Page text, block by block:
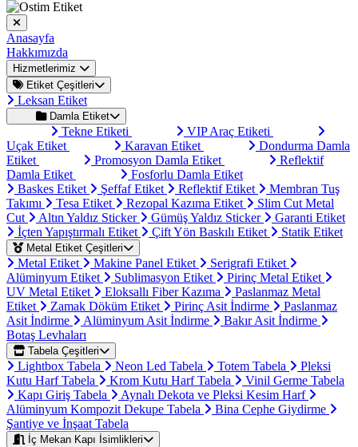
Anasayfa
Hakkımızda
Hizmetlerimiz
Etiket Çeşitleri
Leksan Etiket
Damla Etiket
Tekne Etiketi
VIP Araç Etiketi
Uçak Etiket
Karavan Etiket
Dondurma Damla
Etiket
Promosyon Damla Etiket
Reflektif
Damla Etiket
Fosforlu Damla Etiket
Baskes Etiket
Şeffaf Etiket Reflektif Etiket
Membran Tuş
Takımı
Tesa Etiket Rezopal Kazıma Etiket
Slim Cut Metal
Cut
Altın Yaldız Sticker Gümüş Yaldız Sticker
Garanti Etiket
İçten Yapıştırmalı Etiket
Çift Yön Baskılı Etiket Statik Etiket
Metal Etiket Çeşitleri
Metal Etiket Makine Panel Etiket
Serigrafi Etiket
Alüminyum Etiket
Sublimasyon Etiket
Pirinç Metal Etiket
UV Metal Etiket
Eloksallı Fiber Kazıma
Paslanmaz Metal
Etiket
Zamak Döküm Etiket Pirinç Asit İndirme
Paslanmaz
Asit İndirme
Alüminyum Asit İndirme
Bakır Asit İndirme
Botaş Levhaları
Tabela Çeşitleri
Lightbox Tabela Neon Led Tabela Totem Tabela
Pleksi
Kutu Harf Tabela
Krom Kutu Harf Tabela
Vinil Germe Tabela
Kapı Giriş Tabela
Aynalı Dekota ve Pleksi Kesim Harf
Alüminyum Kompozit Dekupe Tabela
Bina Cephe Giydirme
Şantiye ve İnşaat Tabela
İç Mekan Kapı İsimlikleri